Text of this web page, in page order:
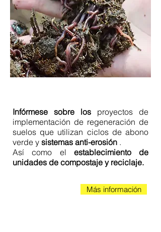
Infórmese sobre los proyectos de
implementación de regeneración de
suelos que utilizan ciclos de abono
verde y sistemas anti-erosión .
Así como el establecimiento de
unidades de compostaje y reciclaje.
Más información